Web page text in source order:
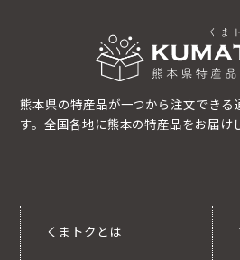
熊本県の特産品が一つから注文できる
す。全国各地に熊本の特産品をお届け
くまトクとは